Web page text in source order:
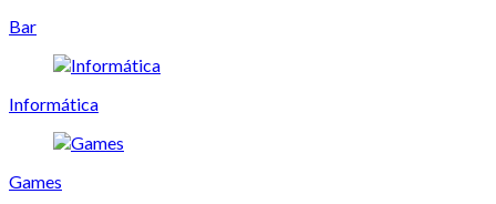
Bar
Informática
Games